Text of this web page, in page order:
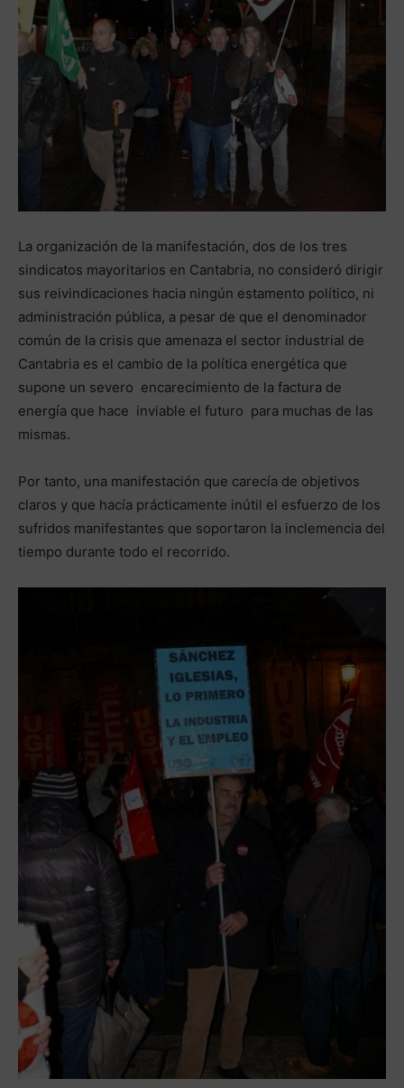
La organización de la manifestación, dos de los tres
sindicatos mayoritarios en Cantabria, no consideró dirigir
sus reivindicaciones hacia ningún estamento político, ni
administración pública, a pesar de que el denominador
común de la crisis que amenaza el sector industrial de
Cantabria es el cambio de la política energética que
supone un severo encarecimiento de la factura de
energía que hace inviable el futuro para muchas de las
mismas.
Por tanto, una manifestación que carecía de objetivos
claros y que hacía prácticamente inútil el esfuerzo de los
sufridos manifestantes que soportaron la inclemencia del
tiempo durante todo el recorrido.